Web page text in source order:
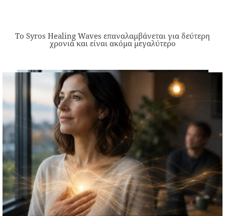
Το Syros Healing Waves επαναλαμβάνεται για δεύτερη
χρονιά και είναι ακόμα μεγαλύτερο